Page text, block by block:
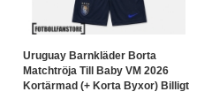
Uruguay Barnkläder Borta
Matchtröja Till Baby VM 2026
Kortärmad (+ Korta Byxor) Billigt